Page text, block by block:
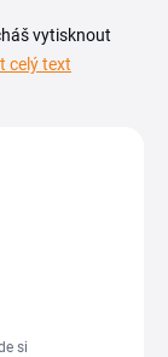
vytisknout
i
Aktuální
na této
projekt,
dokončení
celý text
si